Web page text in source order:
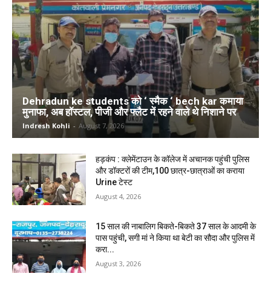
Dehradun ke students को ‘ स्मैक ‘ bech kar कमाया
मुनाफा, अब हॉस्टल, पीजी और फ्लैट में रहने वाले थे निशाने पर
Indresh Kohli - August 7, 2026
हड़कंप : क्लेमेंटाउन के कॉलेज में अचानक पहुंची पुलिस
और डॉक्टरों की टीम,100 छात्र-छात्राओं का कराया
Urine टेस्ट
August 4, 2026
15 साल की नाबालिग बिकते-बिकते 37 साल के आदमी के
पास पहुंची, सगी मां ने किया था बेटी का सौदा और पुलिस में
करा...
August 3, 2026